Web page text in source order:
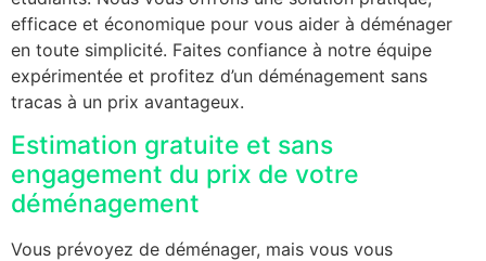
efficace et économique pour vous aider à déménager
en toute simplicité. Faites confiance à notre équipe
expérimentée et profitez d’un déménagement sans
tracas à un prix avantageux.
Estimation gratuite et sans
engagement du prix de votre
déménagement
Vous prévoyez de déménager, mais vous vous